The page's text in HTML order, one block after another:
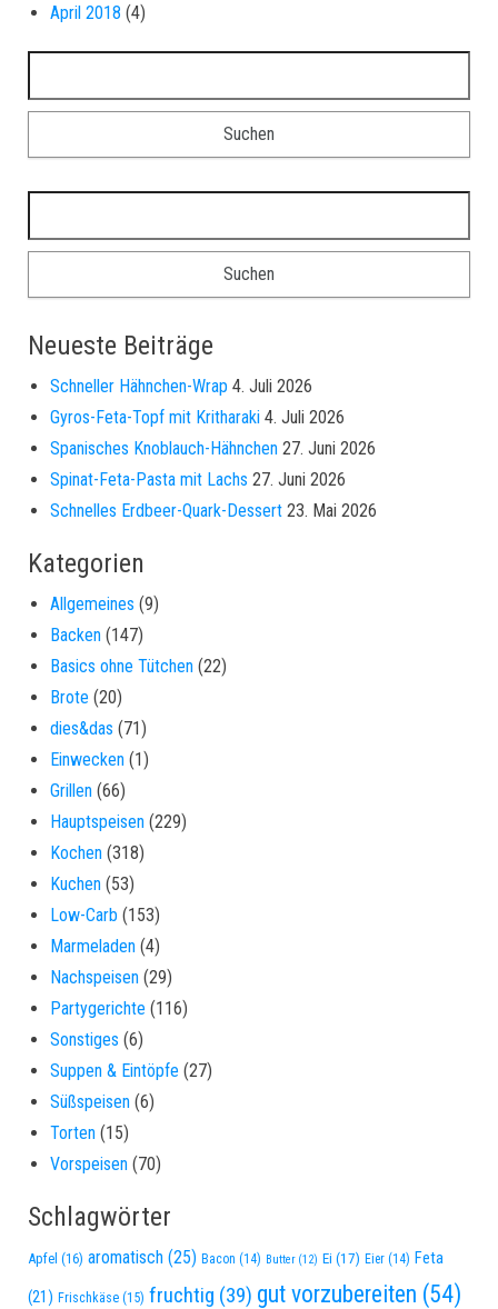
April 2018 (4)
Neueste Beiträge
Schneller Hähnchen-Wrap 4. Juli 2026
Gyros-Feta-Topf mit Kritharaki 4. Juli 2026
Spanisches Knoblauch-Hähnchen 27. Juni 2026
Spinat-Feta-Pasta mit Lachs 27. Juni 2026
Schnelles Erdbeer-Quark-Dessert 23. Mai 2026
Kategorien
Allgemeines (9)
Backen (147)
Basics ohne Tütchen (22)
Brote (20)
dies&das (71)
Einwecken (1)
Grillen (66)
Hauptspeisen (229)
Kochen (318)
Kuchen (53)
Low-Carb (153)
Marmeladen (4)
Nachspeisen (29)
Partygerichte (116)
Sonstiges (6)
Suppen & Eintöpfe (27)
Süßspeisen (6)
Torten (15)
Vorspeisen (70)
Schlagwörter
Apfel (16) aromatisch (25) Bacon (14) Butter (12) Ei (17) Eier (14) Feta
(21) Frischkäse (15) fruchtig (39) gut vorzubereiten (54)